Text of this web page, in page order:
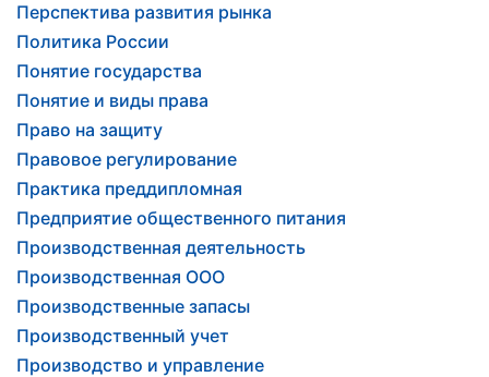
Перспектива развития рынка
Политика России
Понятие государства
Понятие и виды права
Право на защиту
Правовое регулирование
Практика преддипломная
Предприятие общественного питания
Производственная деятельность
Производственная ООО
Производственные запасы
Производственный учет
Производство и управление